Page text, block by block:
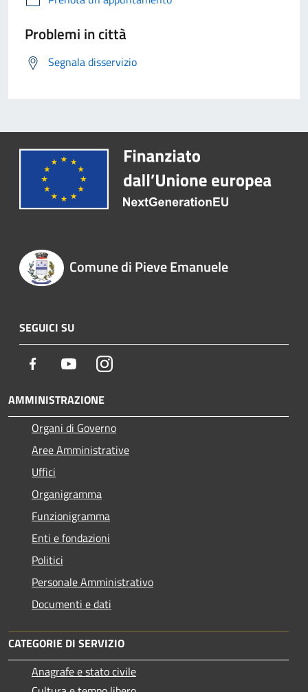
Problemi in città
Segnala disservizio
Comune di Pieve Emanuele
SEGUICI SU
Facebook YoutubeInstagram
AMMINISTRAZIONE
Organi di Governo
Aree Amministrative
Uffici
Organigramma
Funzionigramma
Enti e fondazioni
Politici
Personale Amministrativo
Documenti e dati
CATEGORIE DI SERVIZIO
Anagrafe e stato civile